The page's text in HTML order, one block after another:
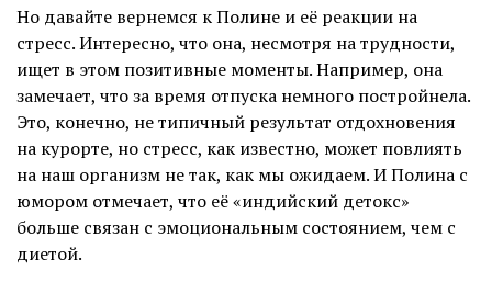
Но давайте вернемся к Полине и её реакции на
стресс. Интересно, что она, несмотря на трудности,
ищет в этом позитивные моменты. Например, она
замечает, что за время отпуска немного постройнела.
Это, конечно, не типичный результат отдохновения
на курорте, но стресс, как известно, может повлиять
на наш организм не так, как мы ожидаем. И Полина с
юмором отмечает, что её «индийский детокс»
больше связан с эмоциональным состоянием, чем с
диетой.